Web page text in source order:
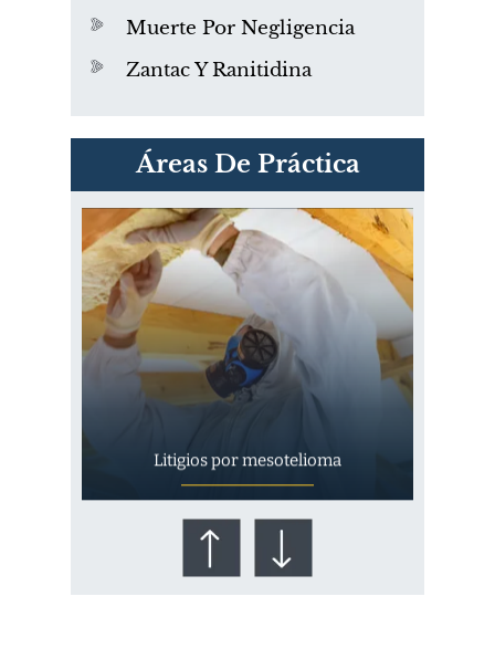
Muerte Por Negligencia
Zantac Y Ranitidina
Áreas De Práctica
PVC Cloruro de polivinilo
Exposición
Litigios por mesotelioma